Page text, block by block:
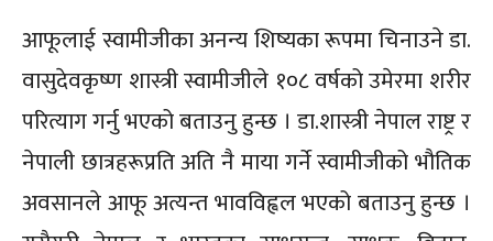
आफूलाई स्वामीजीका अनन्य शिष्यका रूपमा चिनाउने डा.
वासुदेवकृष्ण शास्त्री स्वामीजीले १०८ वर्षको उमेरमा शरीर
परित्याग गर्नु भएको बताउनु हुन्छ । डा.शास्त्री नेपाल राष्ट्र र
नेपाली छात्रहरूप्रति अति नै माया गर्ने स्वामीजीको भौतिक
अवसानले आफू अत्यन्त भावविह्वल भएको बताउनु हुन्छ ।